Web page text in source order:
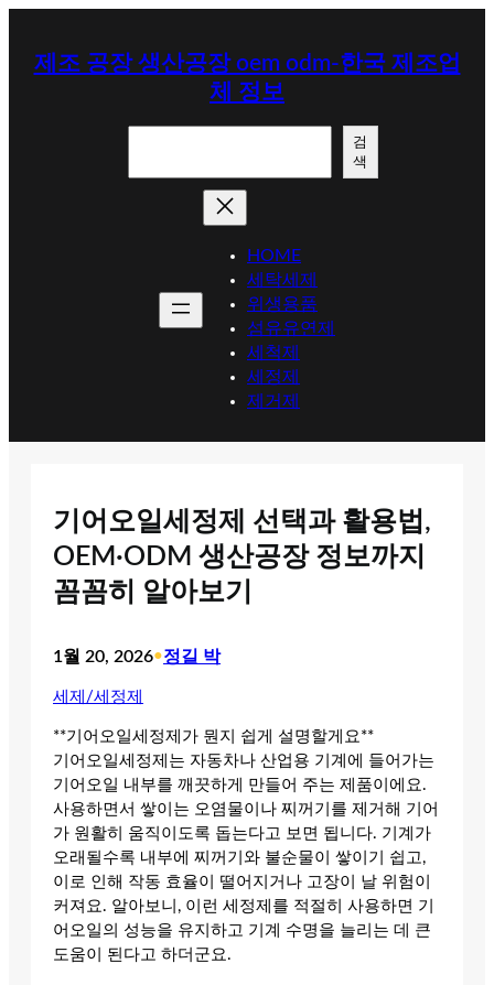
제조 공장 생산공장 oem odm-한국 제조업
체 정보
검
색
HOME
세탁세제
위생용품
섬유유연제
세척제
세정제
제거제
기어오일세정제 선택과 활용법,
OEM·ODM 생산공장 정보까지
꼼꼼히 알아보기
1월 20, 2026•정길 박
세제/세정제
**기어오일세정제가 뭔지 쉽게 설명할게요**
기어오일세정제는 자동차나 산업용 기계에 들어가는
기어오일 내부를 깨끗하게 만들어 주는 제품이에요.
사용하면서 쌓이는 오염물이나 찌꺼기를 제거해 기어
가 원활히 움직이도록 돕는다고 보면 됩니다. 기계가
오래될수록 내부에 찌꺼기와 불순물이 쌓이기 쉽고,
이로 인해 작동 효율이 떨어지거나 고장이 날 위험이
커져요. 알아보니, 이런 세정제를 적절히 사용하면 기
어오일의 성능을 유지하고 기계 수명을 늘리는 데 큰
도움이 된다고 하더군요.